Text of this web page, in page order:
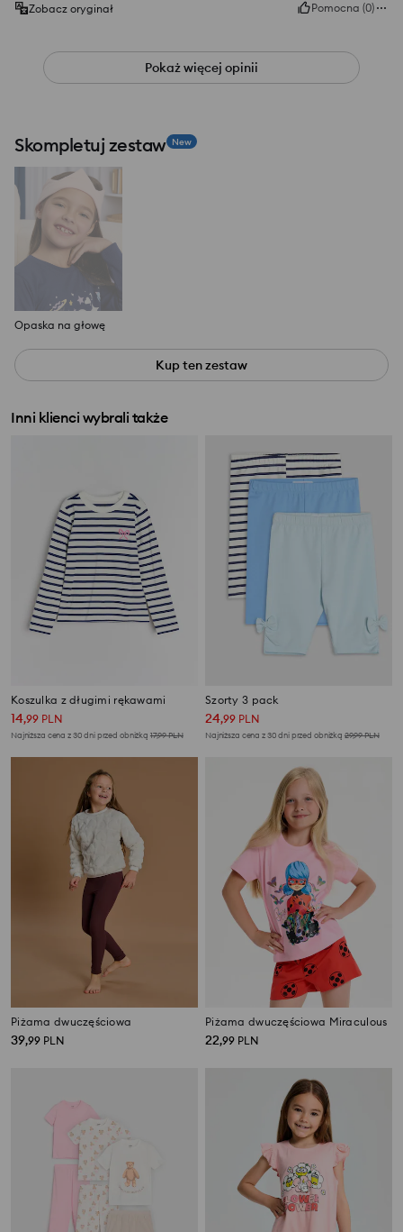
Zobacz oryginał
Pomocna (0)
Pokaż więcej opinii
Skompletuj zestaw New
Opaska na głowę
Kup ten zestaw
Inni klienci wybrali także
Koszulka z długimi rękawami
14,99 PLN
Najniższa cena z 30 dni przed obniżką 17,99PLN
Szorty 3 pack
24,99 PLN
Najniższa cena z 30 dni przed obniżką 29,99PLN
Piżama dwuczęściowa
39,99 PLN
Piżama dwuczęściowa Miraculous
22,99 PLN